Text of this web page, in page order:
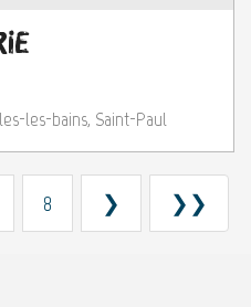
les-bains, Saint-Paul
8 ❯ ❯❯